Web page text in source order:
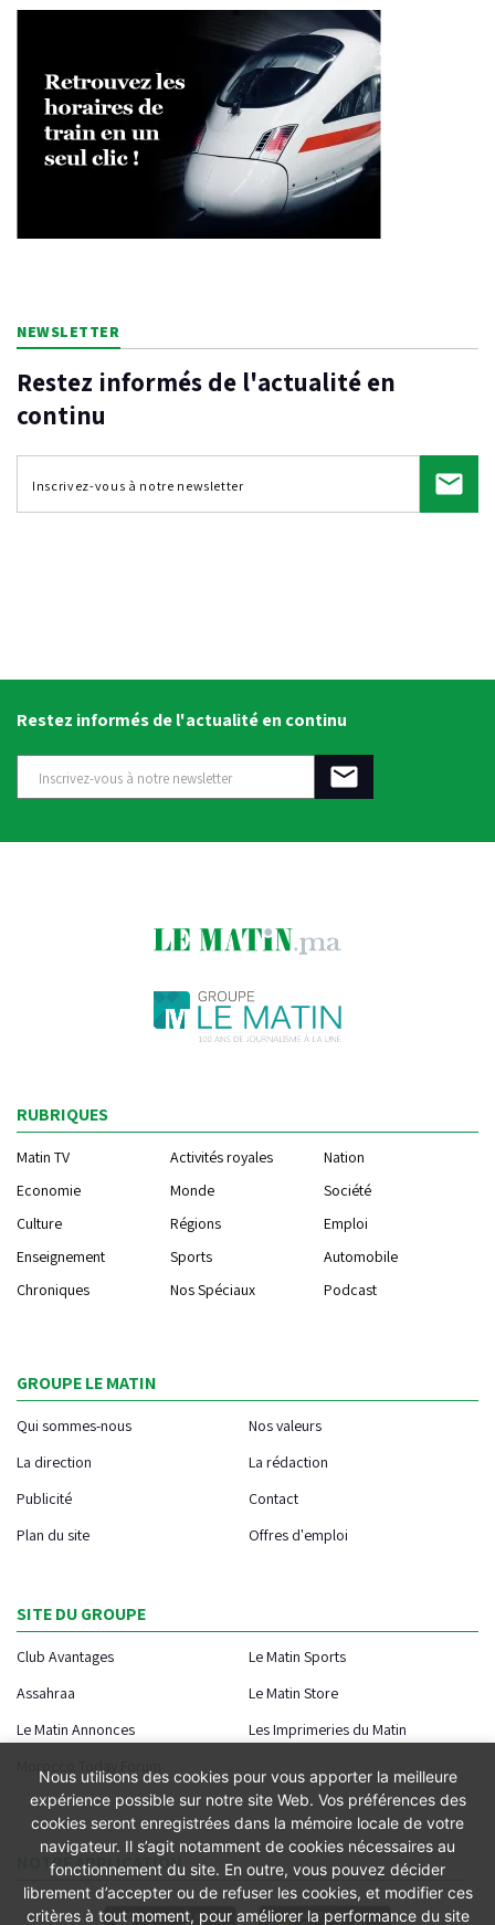
NEWSLETTER
Restez informés de l'actualité en
continu
Restez informés de l'actualité en continu
RUBRIQUES
Matin TV Activités royales
Nation
Economie
Monde
Société
Culture
Régions
Emploi
Enseignement
Sports
Automobile
Chroniques
Nos Spéciaux Podcast
GROUPE LE MATIN
Qui sommes-nous
Nos valeurs
La direction
La rédaction
Publicité
Contact
Plan du site
Offres d'emploi
SITE DU GROUPE
Club Avantages
Le Matin Sports
Assahraa
Le Matin Store
Le Matin Annonces
Les Imprimeries du Matin
Morocco Today Forum
NOTRE APPLICATION
Nous utilisons des cookies pour vous apporter la meilleure
expérience possible sur notre site Web. Vos préférences des
cookies seront enregistrées dans la mémoire locale de votre
navigateur. Il s’agit notamment de cookies nécessaires au
fonctionnement du site. En outre, vous pouvez décider
librement d’accepter ou de refuser les cookies, et modifier ces
critères à tout moment, pour améliorer la performance du site